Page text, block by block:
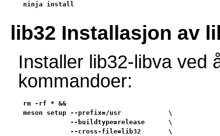
ninja install
lib32 Installasjon av
Installer lib32-libva ved
kommandoer:
rm -rf * &&
meson setup --prefix=/usr            \
            --buildtype=release      \
            --cross-file=lib32       \